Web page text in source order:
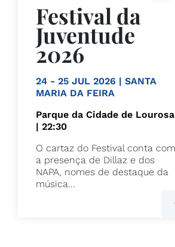
Festival da
Juventude
2026
24 - 25 JUL 2026 | SANTA
MARIA DA FEIRA
Parque da Cidade de Lourosa
| 22:30
O cartaz do Festival conta com
a presença de Dillaz e dos
NAPA, nomes de destaque da
música...